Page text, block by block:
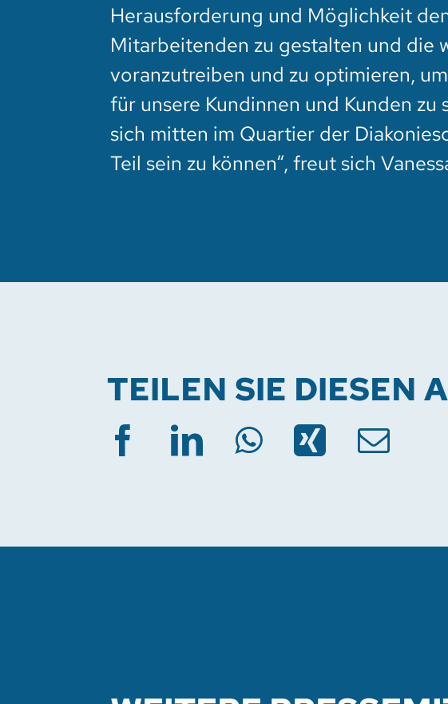
Herausforderung und Möglichkeit
Mitarbeitenden zu gestalten und die
voranzutreiben und zu optimieren,
für unsere Kundinnen und Kunden
sich mitten im Quartier der
Teil sein zu können“, freut sich
TEILEN SIE DIESEN